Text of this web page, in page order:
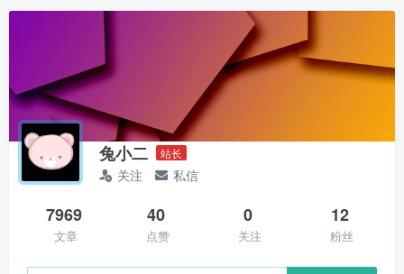
兔小二 站长
关注 私信
7969
文章
40
点赞
0
关注
12
粉丝